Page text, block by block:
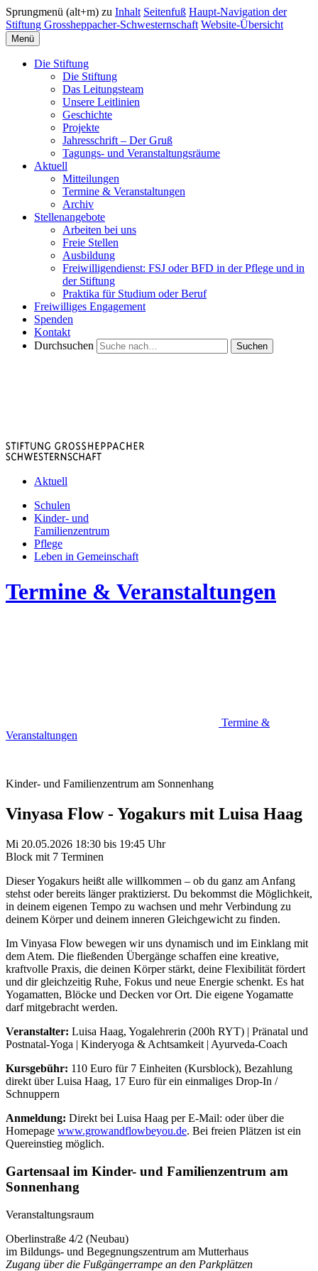
Sprungmenü (alt+m) zu Inhalt Seitenfuß Haupt-Navigation der
Stiftung Grossheppacher-Schwesternschaft Website-Übersicht
Menü
Die Stiftung
Die Stiftung
Das Leitungsteam
Unsere Leitlinien
Geschichte
Projekte
Jahresschrift – Der Gruß
Tagungs- und Veranstaltungsräume
Aktuell
Mitteilungen
Termine & Veranstaltungen
Archiv
Stellenangebote
Arbeiten bei uns
Freie Stellen
Ausbildung
Freiwilligendienst: FSJ oder BFD in der Pflege und in
der Stiftung
Praktika für Studium oder Beruf
Freiwilliges Engagement
Spenden
Kontakt
Durchsuchen
Suchen
Aktuell
Schulen
Kinder- und
Familienzentrum
Pflege
Leben in Gemeinschaft
Termine & Veranstaltungen
Termine &
Veranstaltungen
Kinder- und Familienzentrum am Sonnenhang
Vinyasa Flow - Yogakurs mit Luisa Haag
Mi 20.05.2026 18:30 bis 19:45 Uhr
Block mit 7 Terminen
Dieser Yogakurs heißt alle willkommen – ob du ganz am Anfang
stehst oder bereits länger praktizierst. Du bekommst die Möglichkeit,
in deinem eigenen Tempo zu wachsen und mehr Verbindung zu
deinem Körper und deinem inneren Gleichgewicht zu finden.
Im Vinyasa Flow bewegen wir uns dynamisch und im Einklang mit
dem Atem. Die fließenden Übergänge schaffen eine kreative,
kraftvolle Praxis, die deinen Körper stärkt, deine Flexibilität fördert
und dir gleichzeitig Ruhe, Fokus und neue Energie schenkt. Es hat
Yogamatten, Blöcke und Decken vor Ort. Die eigene Yogamatte
darf mitgebracht werden.
Veranstalter: Luisa Haag, Yogalehrerin (200h RYT) | Pränatal und
Postnatal-Yoga | Kinderyoga & Achtsamkeit | Ayurveda-Coach
Kursgebühr: 110 Euro für 7 Einheiten (Kursblock), Bezahlung
direkt über Luisa Haag, 17 Euro für ein einmaliges Drop-In /
Schnuppern
Anmeldung: Direkt bei Luisa Haag per E-Mail: oder über die
Homepage www.growandflowbeyou.de. Bei freien Plätzen ist ein
Quereinstieg möglich.
Gartensaal im Kinder- und Familienzentrum am
Sonnenhang
Veranstaltungsraum
Oberlinstraße 4/2 (Neubau)
im Bildungs- und Begegnungszentrum am Mutterhaus
Zugang über die Fußgängerrampe an den Parkplätzen